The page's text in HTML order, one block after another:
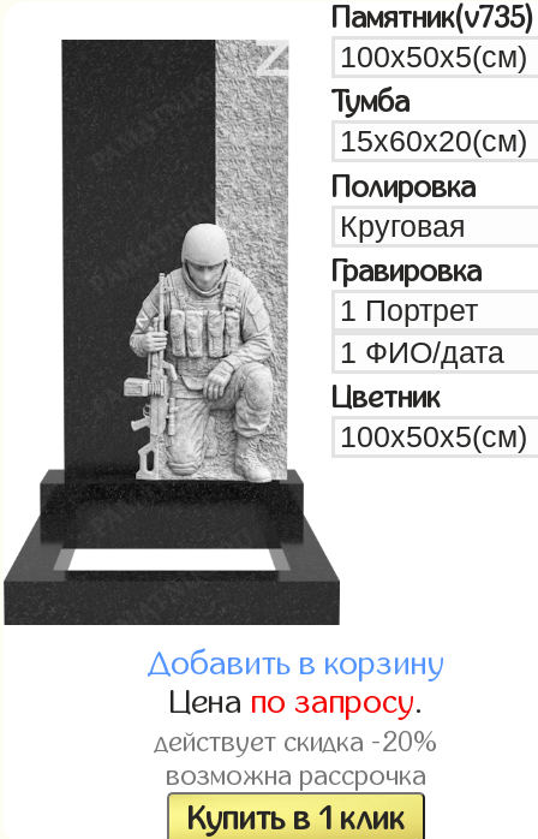
Памятник(v735)
Тумба
Полировка
Гравировка
Цветник
Добавить в корзину
Цена по запросу.
действует скидка -20%
возможна рассрочка
Купить в 1 клик